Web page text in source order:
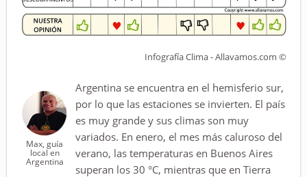
Infografía Clima - Allavamos.com ©
Max, guía
local en
Argentina
Argentina se encuentra en el hemisferio sur,
por lo que las estaciones se invierten. El país
es muy grande y sus climas son muy
variados. En enero, el mes más caluroso del
verano, las temperaturas en Buenos Aires
superan los 30 °C, mientras que en Tierra